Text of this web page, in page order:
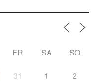
FR SA SO
31 1 2